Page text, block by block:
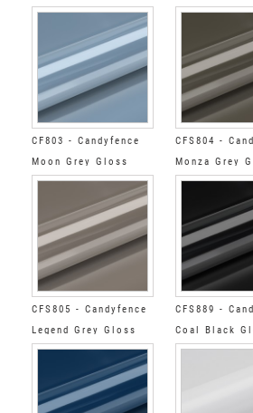
CF803 - Candyfence
Moon Grey Gloss
CFS804 -
Monza Grey
CFS805 - Candyfence
Legend Grey Gloss
CFS889 -
Coal Black